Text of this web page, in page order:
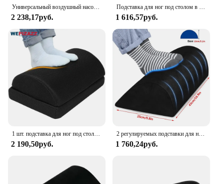
Универсальный воздушный насос Backlash, насадка для велосипеда высокого давления с эргономичной T-образной ручкой, портативный насос для горных велосипедов
2 238,17руб.
Подставка для ног под столом в работе, регулируемая подставка для ног премиум-класса 2 в 1, эргономичная настольная подставка для ног для поясницы, спины, боли в колене
1 616,57руб.
1 шт. подставка для ног под столом в рабочем хиропракторе - завершенная, регулируемая подставка для ног премиум-класса под столом, эргономичная подставка для ног стола
2 190,50руб.
2 регулируемых подставки для ног для стола, мягкая подушка из пены с эффектом памяти, эргономичная, для офиса, работы, автомобиля, игр, компьютера
1 760,24руб.